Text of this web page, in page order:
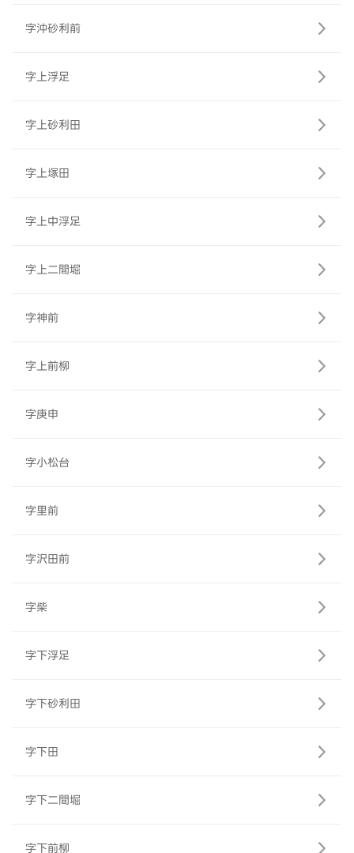
字沖砂利前
字上浮足
字上砂利田
字上塚田
字上中浮足
字上二間堀
字神前
字上前柳
字庚申
字小松台
字里前
字沢田前
字柴
字下浮足
字下砂利田
字下田
字下二間堀
字下前柳